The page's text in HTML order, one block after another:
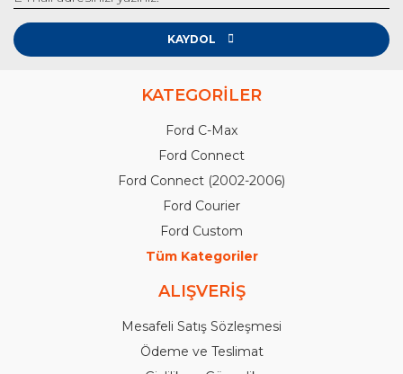
KAYDOL
KATEGORİLER
Ford C-Max
Ford Connect
Ford Connect (2002-2006)
Ford Courier
Ford Custom
Tüm Kategoriler
ALIŞVERİŞ
Mesafeli Satış Sözleşmesi
Ödeme ve Teslimat